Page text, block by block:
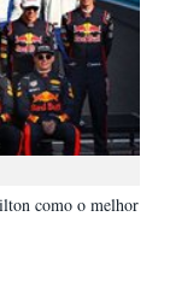
como o melhor